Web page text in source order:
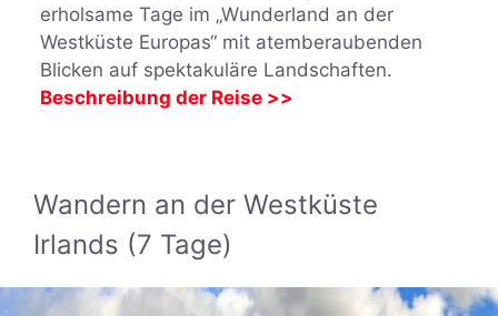
erholsame Tage im „Wunderland an der
Westküste Europas“ mit atemberaubenden
Blicken auf spektakuläre Landschaften.
Beschreibung der Reise >>
Wandern an der Westküste
Irlands (7 Tage)